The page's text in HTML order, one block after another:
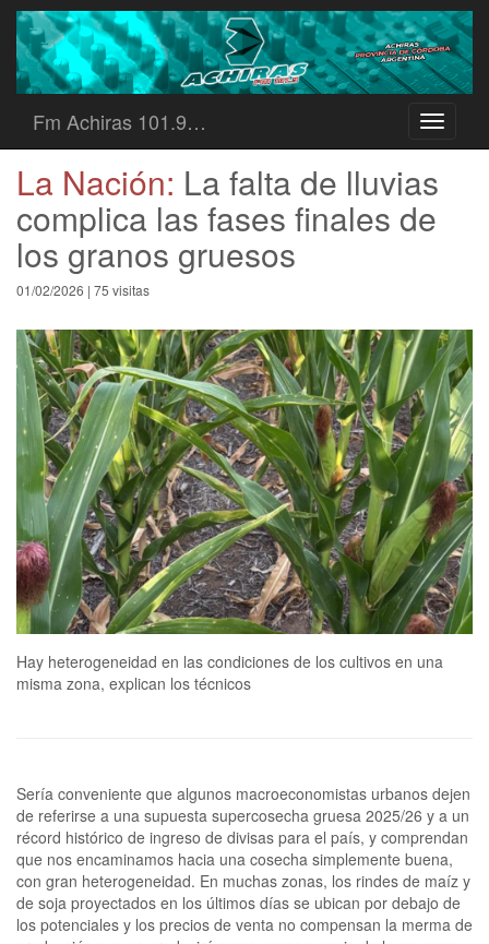
Toggle
Fm Achiras 101.9…
La Nación: La falta de lluvias
complica las fases finales de
los granos gruesos
01/02/2026 | 75 visitas
Hay heterogeneidad en las condiciones de los cultivos en una
misma zona, explican los técnicos
Sería conveniente que algunos macroeconomistas urbanos dejen
de referirse a una supuesta supercosecha gruesa 2025/26 y a un
récord histórico de ingreso de divisas para el país, y comprendan
que nos encaminamos hacia una cosecha simplemente buena,
con gran heterogeneidad. En muchas zonas, los rindes de maíz y
de soja proyectados en los últimos días se ubican por debajo de
los potenciales y los precios de venta no compensan la merma de